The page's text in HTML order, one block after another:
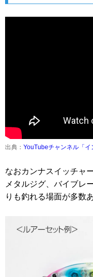
出典： YouTubeチャンネル「イ
なおカンナスイッチャ
メタルジグ、バイブレ
りも釣れる場面が多数